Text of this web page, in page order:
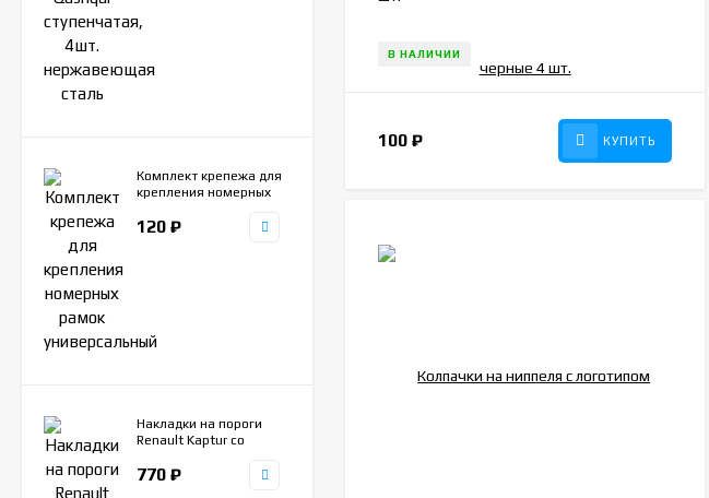
В НАЛИЧИИ
100 ₽ КУПИТЬ
Комплект крепежа для
крепления номерных
120 ₽
Накладки на пороги
Renault Kaptur со
нержавеющая сталь
770 ₽